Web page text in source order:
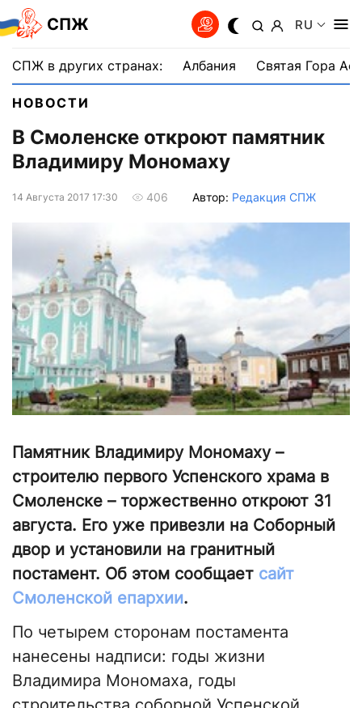
СПЖ RU
СПЖ в других странах: Албания Святая Гора
НОВОСТИ
В Смоленске откроют памятник
Владимиру Мономаху
14 Августа 2017 17:30 406 Автор: Редакция СПЖ
Памятник Владимиру Мономаху –
строителю первого Успенского храма в
Смоленске – торжественно откроют 31
августа. Его уже привезли на Соборный
двор и установили на гранитный
постамент. Об этом сообщает сайт
Смоленской епархии.
По четырем сторонам постамента
нанесены надписи: годы жизни
Владимира Мономаха, годы